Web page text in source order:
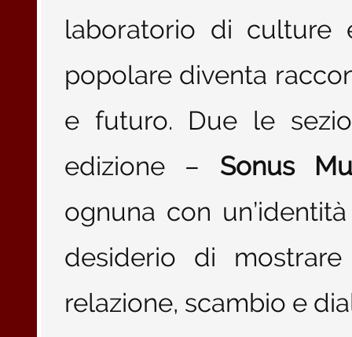
laboratorio di culture
popolare diventa
e futuro. Due le
edizione – Sonus
ognuna con
desiderio di
relazione, scambio e